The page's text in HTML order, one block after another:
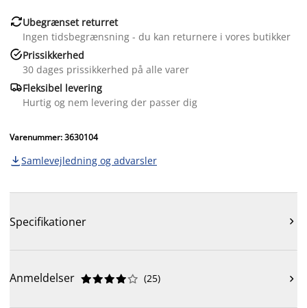
Ubegrænset returret
Ingen tidsbegrænsning - du kan returnere i vores butikker
Prissikkerhed
30 dages prissikkerhed på alle varer
Fleksibel levering
Hurtig og nem levering der passer dig
Varenummer: 3630104
 Samlevejledning og advarsler
Specifikationer 
Anmeldelser 




 (25) 